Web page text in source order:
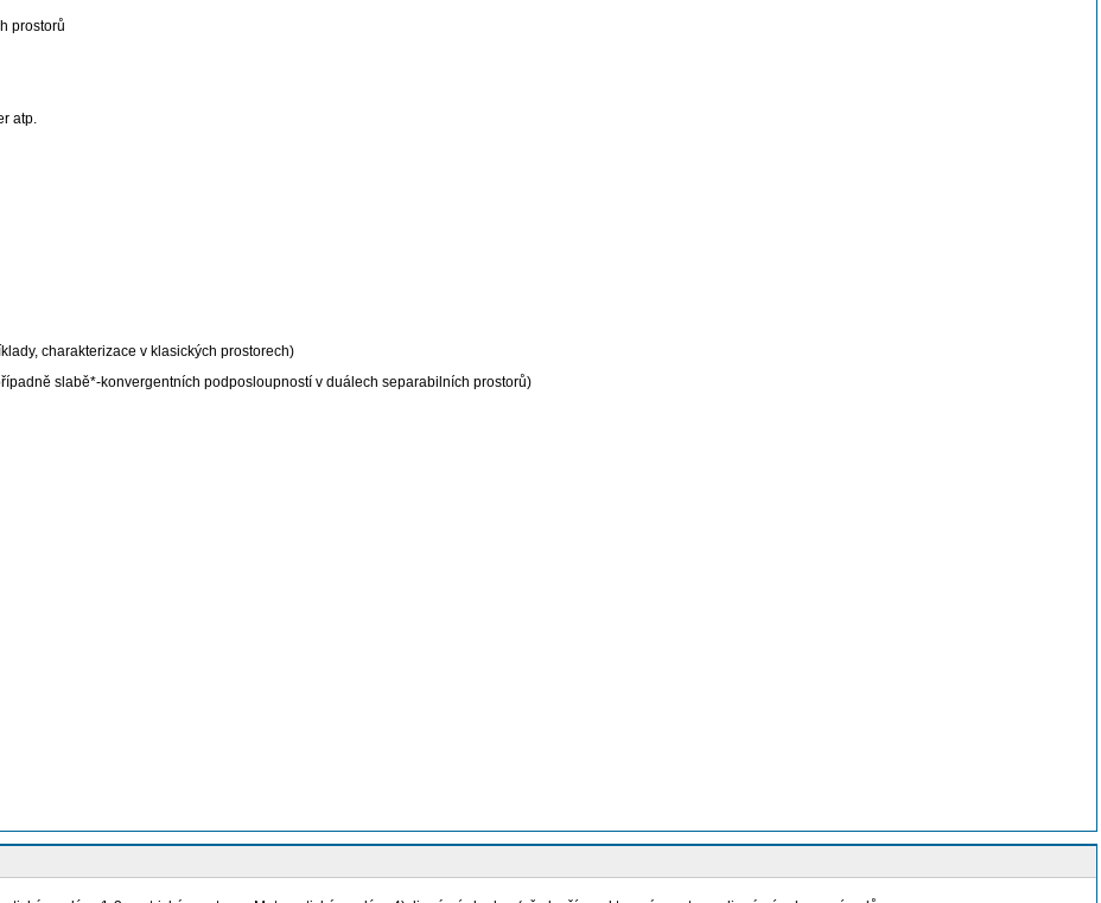
prostorů
atp.
charakterizace v klasických prostorech)
slabě*-konvergentních podposloupností v duálech separabilních prostorů)